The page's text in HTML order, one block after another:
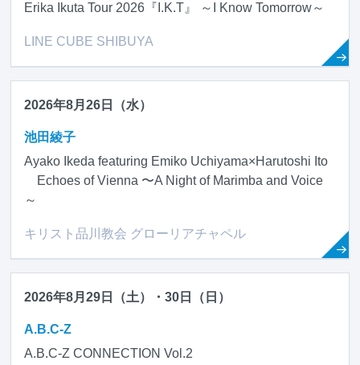
Erika Ikuta Tour 2026『I.K.T』 ～I Know Tomorrow～
LINE CUBE SHIBUYA
2026年8月26日（水）
池田綾子
Ayako Ikeda featuring Emiko Uchiyama×Harutoshi Ito
Echoes of Vienna 〜A Night of Marimba and Voice
～
キリスト品川教会 グローリアチャペル
2026年8月29日（土）・30日（日）
A.B.C-Z
A.B.C-Z CONNECTION Vol.2